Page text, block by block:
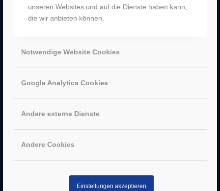
unseren Websites und auf die Dienste haben kann,
die wir anbieten können.
Notwendige Website Cookies
Google Analytics Cookies
Andere externe Dienste
Andere Cookies
Einstellungen akzeptieren
AUSZEICHNUNGEN